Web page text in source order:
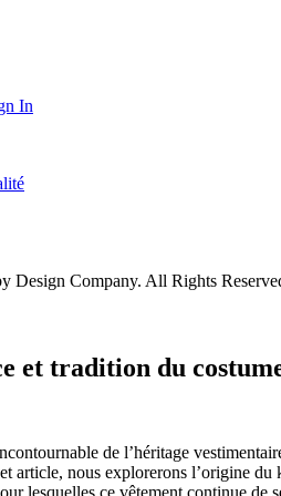
In
Design Company. All Rights
et tradition du
de l’héritage
article, nous explorerons l’origine
lesquelles ce vêtement continue de